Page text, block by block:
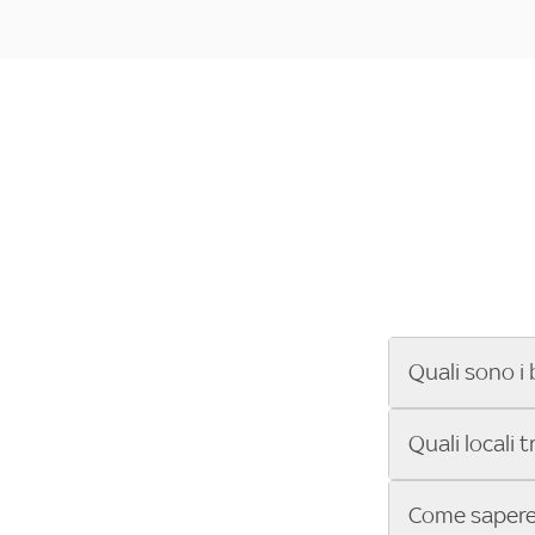
Quali sono i
Se cerchi un
ENILIVE, la
Sky Bar ti
Quali locali
Vuoi sapere
Come